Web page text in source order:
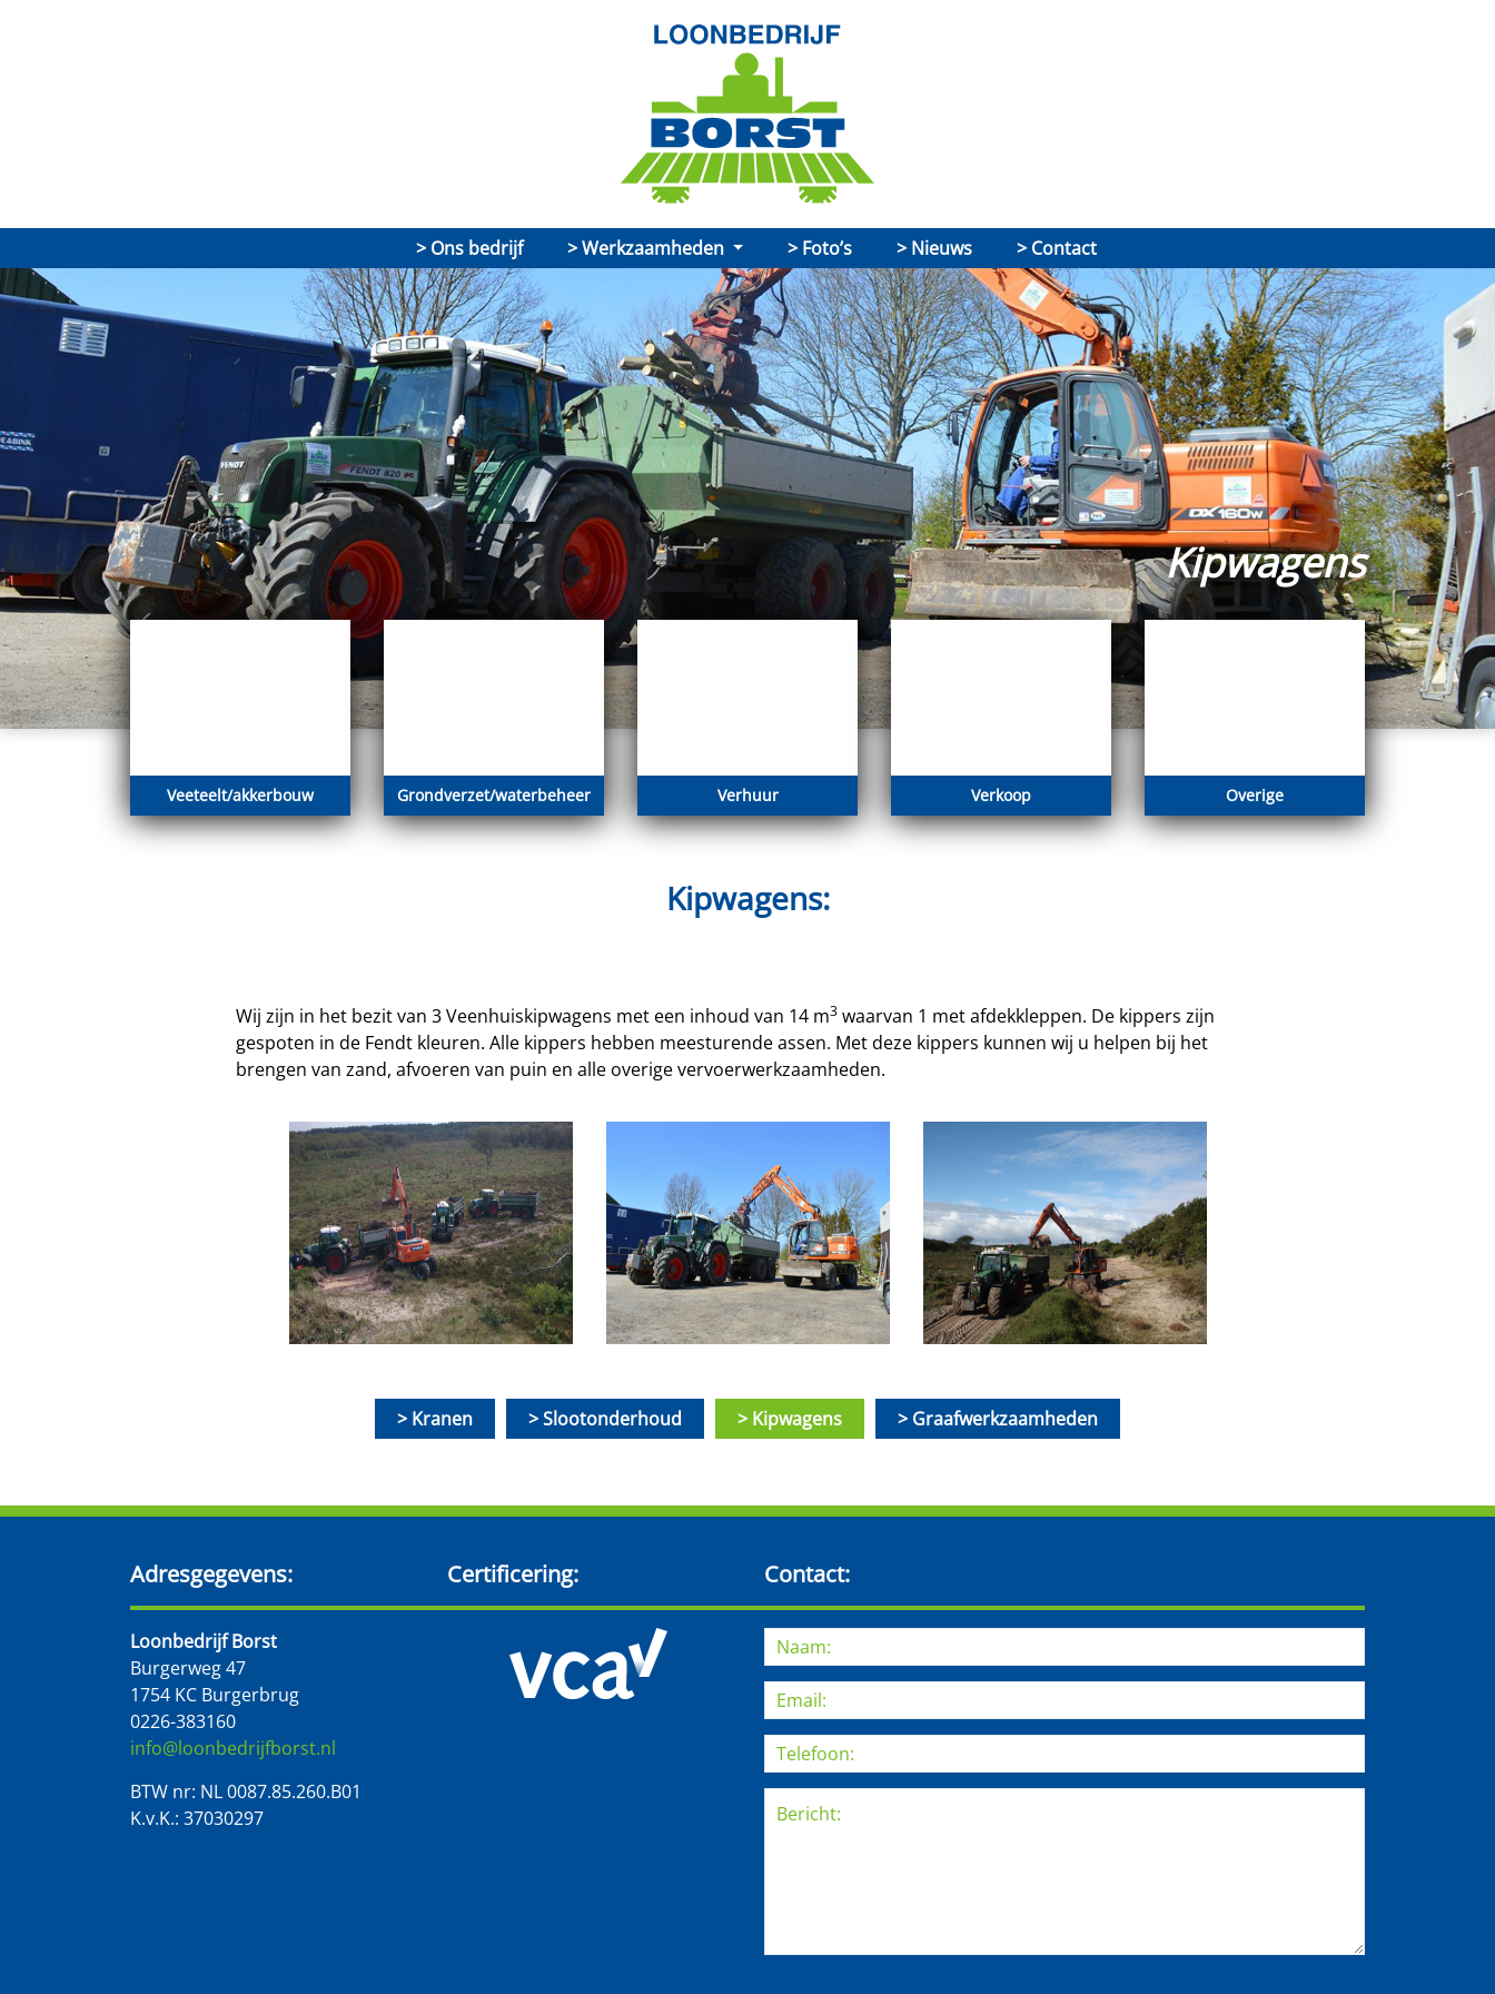
Ons bedrijf Werkzaamheden Foto’s Nieuws Contact
Kipwagens
Veeteelt/akkerbouw Grondverzet/waterbeheer Verhuur Verkoop Overige
Kipwagens:
Wij zijn in het bezit van 3 Veenhuiskipwagens met een inhoud van 14 m3 waarvan 1 met afdekkleppen. De kippers zijn
gespoten in de Fendt kleuren. Alle kippers hebben meesturende assen. Met deze kippers kunnen wij u helpen bij het
brengen van zand, afvoeren van puin en alle overige vervoerwerkzaamheden.
Kranen Slootonderhoud Kipwagens Graafwerkzaamheden
Adresgegevens:
Loonbedrijf Borst
Burgerweg 47
1754 KC Burgerbrug
0226-383160
info@loonbedrijfborst.nl
BTW nr: NL 0087.85.260.B01
K.v.K.: 37030297
Certificering: Contact: